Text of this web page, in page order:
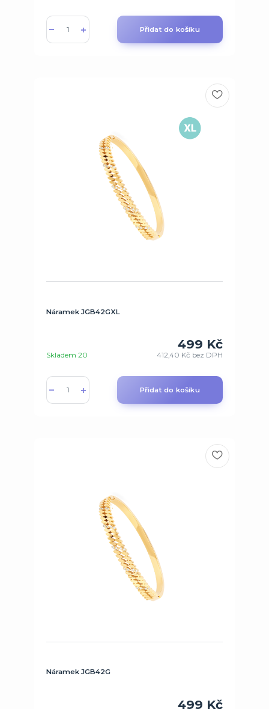
Přidat do košíku
Náramek JGB42GXL
499 Kč
412,40 Kč bez DPH
Skladem 20
Přidat do košíku
Náramek JGB42G
499 Kč